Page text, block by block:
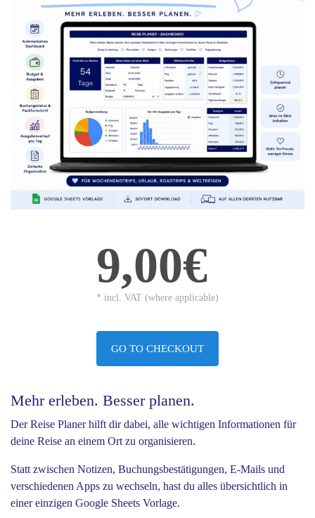
9,00€
* incl. VAT (where applicable)
GO TO CHECKOUT
Mehr erleben. Besser planen.
Der Reise Planer hilft dir dabei, alle wichtigen Informationen für
deine Reise an einem Ort zu organisieren.
Statt zwischen Notizen, Buchungsbestätigungen, E-Mails und
verschiedenen Apps zu wechseln, hast du alles übersichtlich in
einer einzigen Google Sheets Vorlage.